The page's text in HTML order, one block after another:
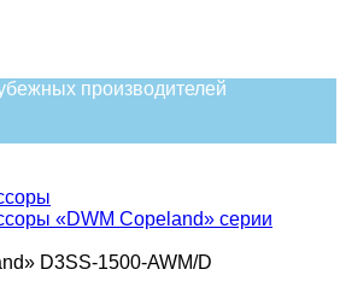
производителей
«DWM Copeland» серии
D3SS-1500-AWM/D